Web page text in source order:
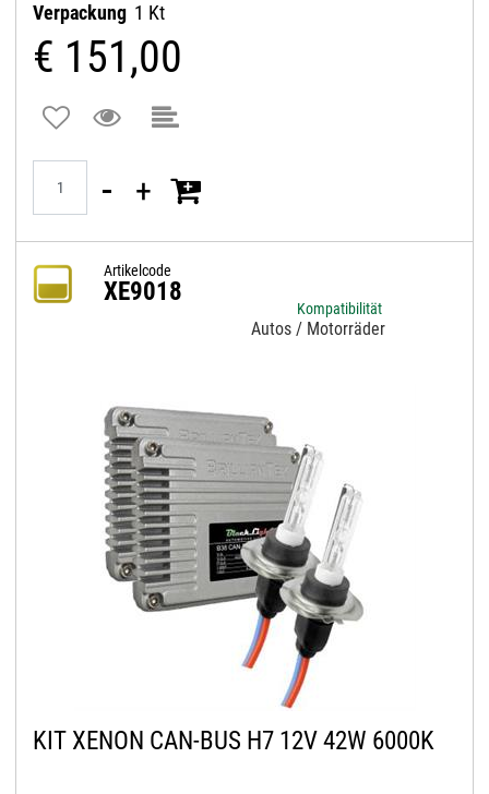
Verpackung 1 Kt
€ 151,00
Artikelcode
XE9018
Kompatibilität
Autos / Motorräder
KIT XENON CAN-BUS H7 12V 42W 6000K